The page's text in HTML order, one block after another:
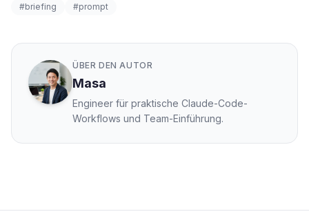
#briefing
#prompt
ÜBER DEN AUTOR
Masa
Engineer für praktische Claude-Code-
Workflows und Team-Einführung.